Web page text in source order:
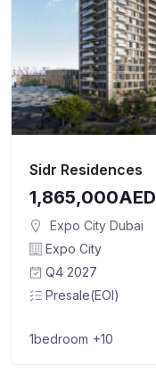
Sidr Residences
1,865,000AED
Expo City Dubai
Expo City
Q4 2027
Presale(EOI)
1bedroom +10